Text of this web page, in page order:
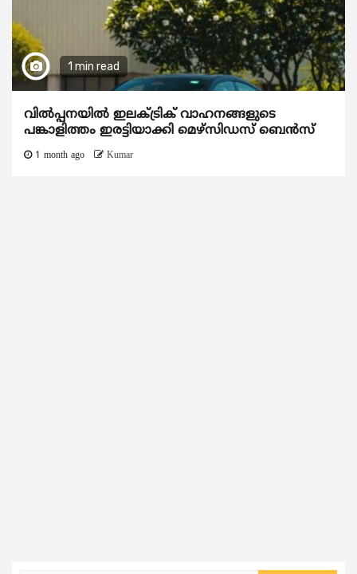
1 min read
വിൽപ്പനയിൽ ഇലക്ട്രിക് വാഹനങ്ങളുടെ
പങ്കാളിത്തം ഇരട്ടിയാക്കി മെഴ്‌സിഡസ് ബെൻസ്
1 month ago Kumar